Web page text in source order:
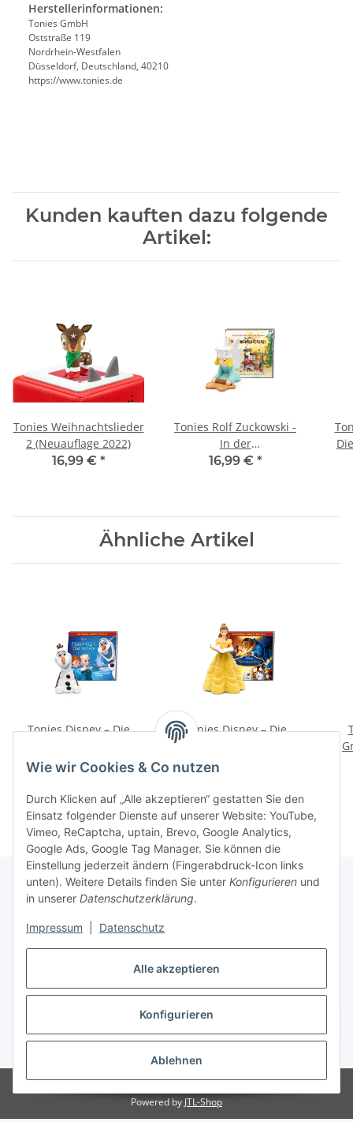
Alle akzeptieren
Konfigurieren
Ablehnen
Wie wir Cookies & Co nutzen
Durch Klicken auf „Alle akzeptieren“ gestatten Sie den
Einsatz folgender Dienste auf unserer Website: YouTube,
Vimeo, ReCaptcha, uptain, Brevo, Google Analytics,
Google Ads, Google Tag Manager. Sie können die
Einstellung jederzeit ändern (Fingerabdruck-Icon links
unten). Weitere Details finden Sie unter Konfigurieren und
in unserer Datenschutzerklärung.
Impressum Datenschutz
Herstellerinformationen:
Tonies GmbH
Oststraße 119
Nordrhein-Westfalen
Düsseldorf, Deutschland, 40210
https://www.tonies.de
Kunden kauften dazu folgende
Artikel:
Tonies Weihnachtslieder
2 (Neuauflage 2022)
16,99 € *
Tonies Rolf Zuckowski -
In der
Weihnachtsbäckerei
16,99 € *
Ähnliche Artikel
Tonies Disney – Die
16,99 €*
Tonies Disney – Die
Schöne und das Biest
16,99 €
Vertrag widerrufen
Powered by JTL-Shop